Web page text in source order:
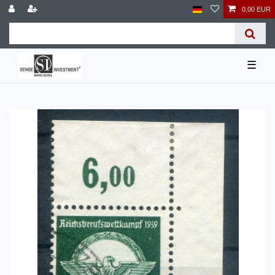
0,00 EUR
☰